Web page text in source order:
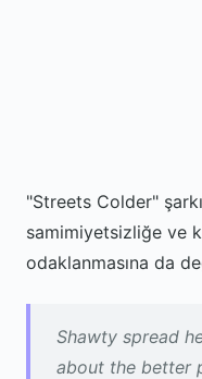
"Streets Colder"
samimiyetsizliğe ve
odaklanmasına da
Shawty spread
about the better